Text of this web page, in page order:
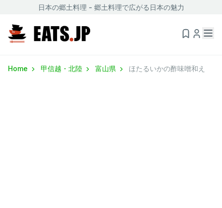
日本の郷土料理 - 郷土料理で広がる日本の魅力
Home 甲信越・北陸 富山県 ほたるいかの酢味噌和え